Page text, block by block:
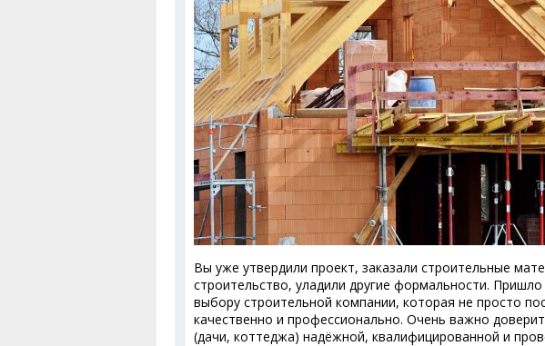
Вы уже утвердили проект, заказали строительные
строительство, уладили другие формальности.
выбору строительной компании, которая не просто
качественно и профессионально. Очень важно
(дачи, коттеджа) надёжной, квалифицированной и